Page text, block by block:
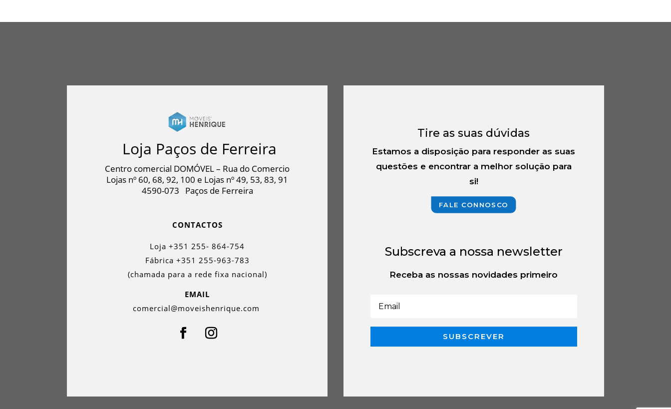
€1,733.00
€914.00
€914.00
€1,076.00
Loja Paços de Ferreira
Centro comercial DOMÓVEL – Rua do Comercio
Lojas nº 60, 68, 92, 100 e Lojas nº 49, 53, 83, 91
4590-073 Paços de Ferreira
CONTACTOS
Loja +351 255- 864-754
Fábrica +351 255-963-783
(chamada para a rede fixa nacional)
EMAIL
comercial@moveishenrique.com
Tire as suas dúvidas
Estamos a disposição para responder as suas
questões e encontrar a melhor solução para
si!
FALE CONNOSCO
Subscreva a nossa newsletter
Receba as nossas novidades primeiro
SUBSCREVER